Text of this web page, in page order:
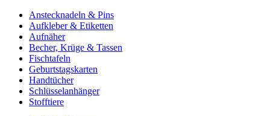
Anstecknadeln & Pins
Aufkleber & Etiketten
Aufnäher
Becher, Krüge & Tassen
Fischtafeln
Geburtstagskarten
Handtücher
Schlüsselanhänger
Stofftiere